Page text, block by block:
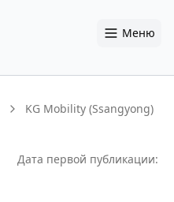
Меню
KG Mobility (Ssangyong)
Дата первой публикации: